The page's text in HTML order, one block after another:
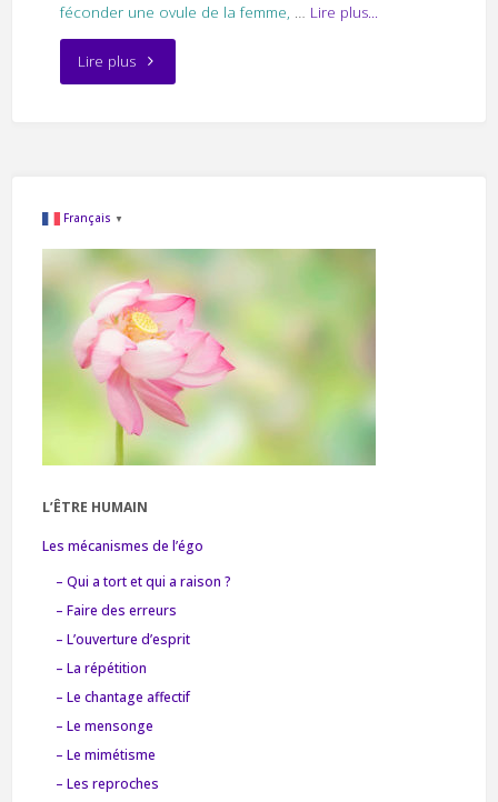
féconder une ovule de la femme, … Lire plus...
Lire plus"La
être
père"
Français ▼
L’ÊTRE HUMAIN
Les mécanismes de l’égo
– Qui a tort et qui a raison ?
– Faire des erreurs
– L’ouverture d’esprit
– La répétition
– Le chantage affectif
– Le mensonge
– Le mimétisme
– Les reproches